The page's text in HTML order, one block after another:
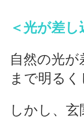
＜光が差し
自然の光
まで明るく
しかし、